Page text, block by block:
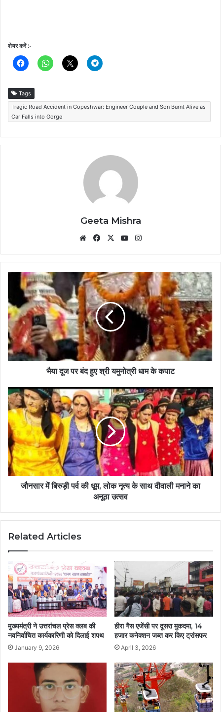
शेयर करें :-
Tags
Tragic Road Accident in Gopeshwar: Engineer Couple and Son Burnt Alive as
Car Falls into Gorge
Geeta Mishra
WebsiteFacebook
X YouTube
भैया दूज पर बंद हुए श्री यमुनोत्री धाम के कपाट
जौनसार में बिरुड़ी पर्व की धूम, लोक नृत्य के साथ दीवाली मनाने का
अनूठा उत्सव
Related Articles
मुख्यमंत्री ने उत्तरांचल प्रेस क्लब की
नवनिर्वाचित कार्यकारिणी को दिलाई शपथ
January 9, 2026
हीरा गैस एजेंसी पर दूसरा मुकदमा, 14
हजार कनेक्शन जब्त कर किए ट्रांसफर
April 3, 2026